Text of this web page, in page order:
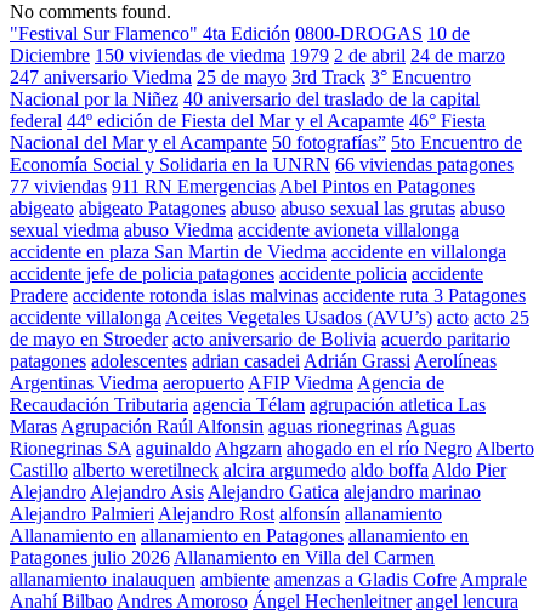
No comments found.
"Festival Sur Flamenco" 4ta Edición 0800-DROGAS 10 de
Diciembre 150 viviendas de viedma 1979 2 de abril 24 de marzo
247 aniversario Viedma 25 de mayo 3rd Track 3° Encuentro
Nacional por la Niñez 40 aniversario del traslado de la capital
federal 44º edición de Fiesta del Mar y el Acapamte 46° Fiesta
Nacional del Mar y el Acampante 50 fotografías” 5to Encuentro de
Economía Social y Solidaria en la UNRN 66 viviendas patagones
77 viviendas 911 RN Emergencias Abel Pintos en Patagones
abigeato abigeato Patagones abuso abuso sexual las grutas abuso
sexual viedma abuso Viedma accidente avioneta villalonga
accidente en plaza San Martin de Viedma accidente en villalonga
accidente jefe de policia patagones accidente policia accidente
Pradere accidente rotonda islas malvinas accidente ruta 3 Patagones
accidente villalonga Aceites Vegetales Usados (AVU’s) acto acto 25
de mayo en Stroeder acto aniversario de Bolivia acuerdo paritario
patagones adolescentes adrian casadei Adrián Grassi Aerolíneas
Argentinas Viedma aeropuerto AFIP Viedma Agencia de
Recaudación Tributaria agencia Télam agrupación atletica Las
Maras Agrupación Raúl Alfonsin aguas rionegrinas Aguas
Rionegrinas SA aguinaldo Ahgzarn ahogado en el río Negro Alberto
Castillo alberto weretilneck alcira argumedo aldo boffa Aldo Pier
Alejandro Alejandro Asis Alejandro Gatica alejandro marinao
Alejandro Palmieri Alejandro Rost alfonsín allanamiento
Allanamiento en allanamiento en Patagones allanamiento en
Patagones julio 2026 Allanamiento en Villa del Carmen
allanamiento inalauquen ambiente amenzas a Gladis Cofre Amprale
Anahí Bilbao Andres Amoroso Ángel Hechenleitner angel lencura